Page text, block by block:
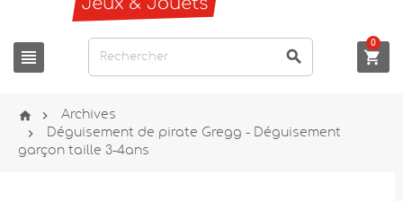
  
0
  Archives

Déguisement de pirate Gregg - Déguisement
garçon taille 3-4ans